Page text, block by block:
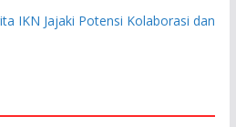
IKN Jajaki Potensi Kolaborasi dan